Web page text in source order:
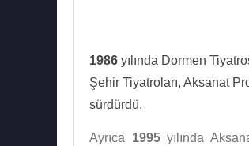
1986 yılında Dormen
Şehir Tiyatroları, Aksanat
sürdürdü.
Ayrıca 1995yılında